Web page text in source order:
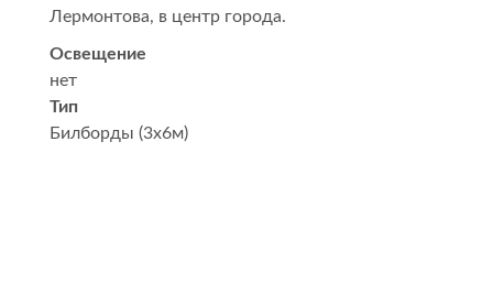
Лермонтова, в центр города.
Освещение
нет
Тип
Билборды (3x6м)